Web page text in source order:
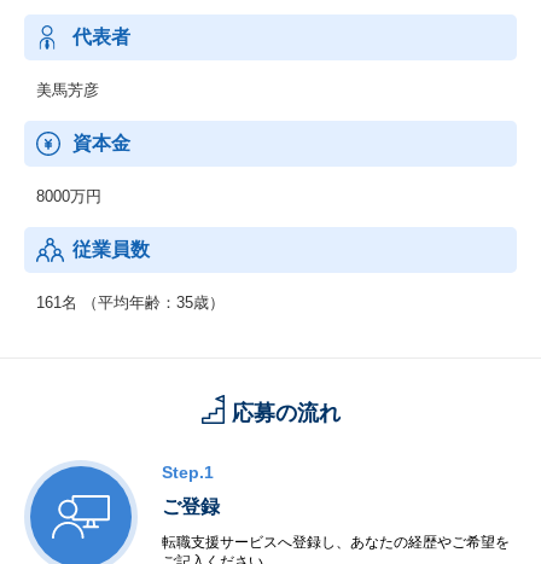
代表者
美馬芳彦
資本金
8000万円
従業員数
161名 （平均年齢：35歳）
応募の流れ
Step.1
ご登録
転職支援サービスへ登録し、あなたの経歴やご希望を